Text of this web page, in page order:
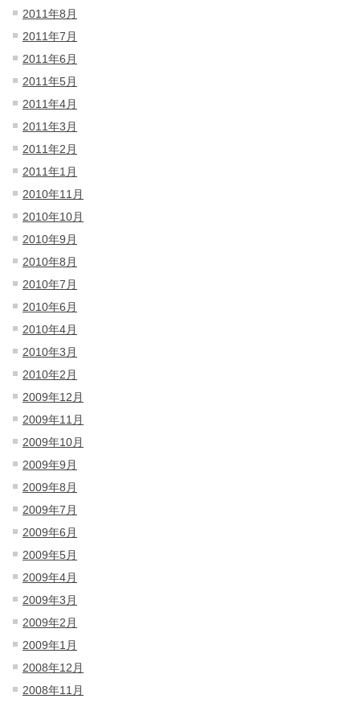
2011年8月
2011年7月
2011年6月
2011年5月
2011年4月
2011年3月
2011年2月
2011年1月
2010年11月
2010年10月
2010年9月
2010年8月
2010年7月
2010年6月
2010年4月
2010年3月
2010年2月
2009年12月
2009年11月
2009年10月
2009年9月
2009年8月
2009年7月
2009年6月
2009年5月
2009年4月
2009年3月
2009年2月
2009年1月
2008年12月
2008年11月